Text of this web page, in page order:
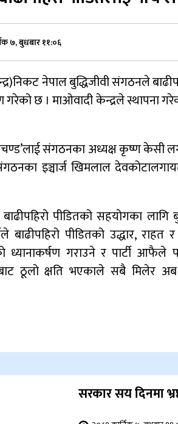
७, बुधबार ११:०६
नेपाल बुद्धिजीवी संगठनले
छ । माओवादी केन्द्रले स्थापना
संगठनका अध्यक्ष कृष्ण
इञ्चार्ज खिमलाल
पीडितको सहयोगका
बाढीपहिरो पीडितको उद्धार,
ध्यानाकर्षण गराउने र पार्टी आफैले
ठूलो क्षति भएकाले सबै मिलेर अब
सरकार सय दिनमा